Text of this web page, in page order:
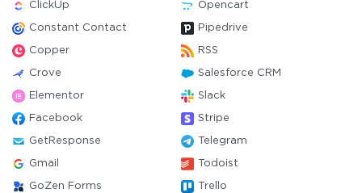
ClickUp Opencart
Constant Contact Pipedrive
Copper RSS
Crove Salesforce CRM
Elementor Slack
Facebook Stripe
GetResponse Telegram
Gmail Todoist
GoZen Forms Trello